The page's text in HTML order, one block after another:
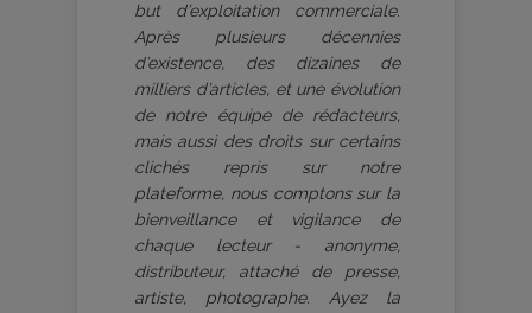
but d’exploitation commerciale.
Après plusieurs décennies
d’existence, des dizaines de
milliers d’articles, et une évolution
de notre équipe de rédacteurs,
mais aussi des droits sur certains
clichés repris sur notre
plateforme, nous comptons sur la
bienveillance et vigilance de
chaque lecteur - anonyme,
distributeur, attaché de presse,
artiste, photographe. Ayez la